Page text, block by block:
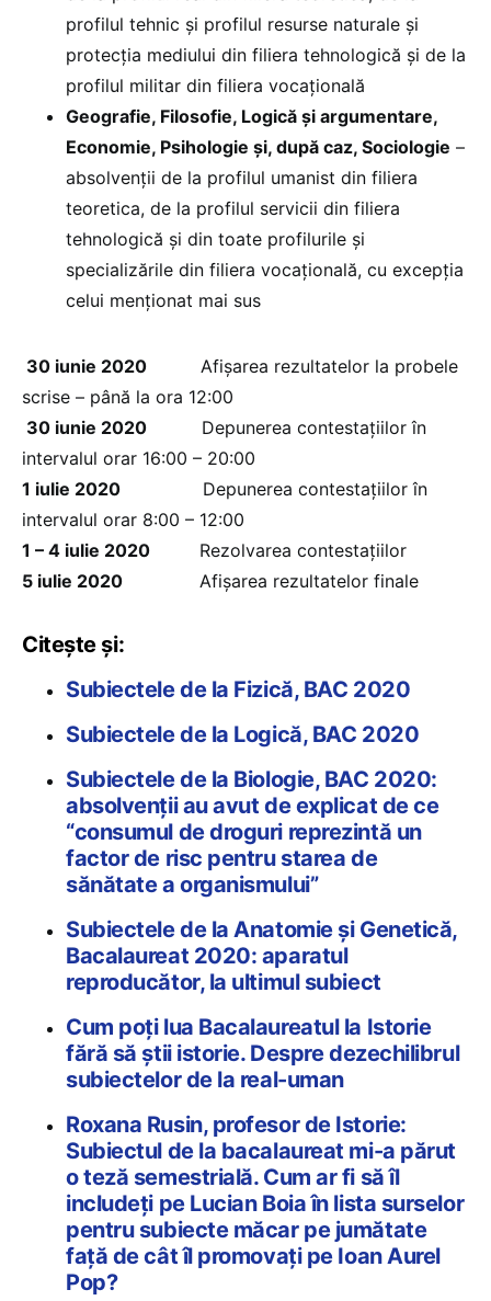
profilul tehnic și profilul resurse naturale și
protecția mediului din filiera tehnologică și de la
profilul militar din filiera vocațională
Geografie, Filosofie, Logică și argumentare,
Economie, Psihologie și, după caz, Sociologie –
absolvenții de la profilul umanist din filiera
teoretica, de la profilul servicii din filiera
tehnologică și din toate profilurile și
specializările din filiera vocațională, cu excepția
celui menționat mai sus
30 iunie 2020
Afișarea rezultatelor la probele
scrise – până la ora 12:00
30 iunie 2020 Depunerea contestațiilor în
intervalul orar 16:00 – 20:00
1 iulie 2020 Depunerea contestațiilor în
intervalul orar 8:00 – 12:00
1 – 4 iulie 2020 Rezolvarea contestațiilor
5 iulie 2020 Afișarea rezultatelor finale
Citește și:
Subiectele de la Fizică, BAC 2020
Subiectele de la Logică, BAC 2020
Subiectele de la Biologie, BAC 2020:
absolvenții au avut de explicat de ce
“consumul de droguri reprezintă un
factor de risc pentru starea de
sănătate a organismului”
Subiectele de la Anatomie și Genetică,
Bacalaureat 2020: aparatul
reproducător, la ultimul subiect
Cum poți lua Bacalaureatul la Istorie
fără să știi istorie. Despre dezechilibrul
subiectelor de la real-uman
Roxana Rusin, profesor de Istorie:
Subiectul de la bacalaureat mi-a părut
o teză semestrială. Cum ar fi să îl
includeți pe Lucian Boia în lista surselor
pentru subiecte măcar pe jumătate
față de cât îl promovați pe Ioan Aurel
Pop?